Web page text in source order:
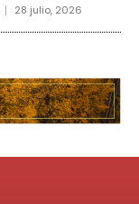
28 julio, 2026